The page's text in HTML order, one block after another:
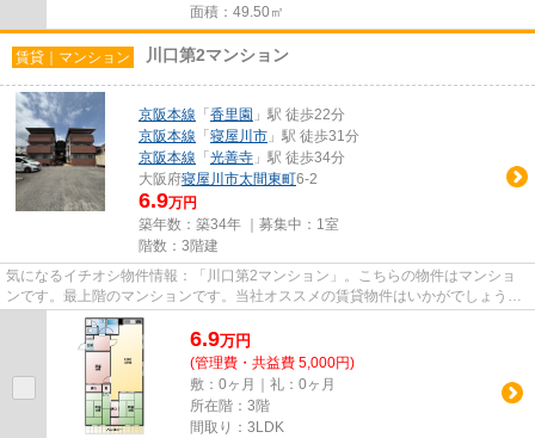
面積：49.50㎡
賃貸｜マンション 川口第2マンション
京阪本線 「 香里園 」駅 徒歩22分
京阪本線 「 寝屋川市 」駅 徒歩31分
京阪本線 「 光善寺 」駅 徒歩34分
大阪府寝屋川市太間東町6-2
6.9万円
築年数：築34年 ｜募集中： 1室
階数：3階建
気になるイチオシ物件情報：「川口第2マンション」。こちらの物件はマンショ
ンです。最上階のマンションです。当社オススメの賃貸物件はいかがでしょう
か？物件情報を豊富に取り扱って...
6.9万円
(管理費・共益費 5,000円)
敷：0ヶ月｜礼：0ヶ月
所在階：3階
間取り：3LDK